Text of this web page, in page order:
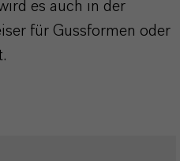
es auch in der
für Gussformen oder